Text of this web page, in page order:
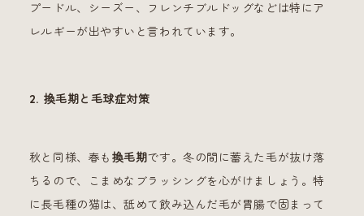
プードル、シーズー、フレンチブルドッグなどは特にア
レルギーが出やすいと言われています。
2. 換毛期と毛球症対策
秋と同様、春も 換毛期です。冬の間に蓄えた毛が抜け落
ちるので、こまめなブラッシングを心がけましょう。特
に長毛種の猫は、舐めて飲み込んだ毛が胃腸で固まって